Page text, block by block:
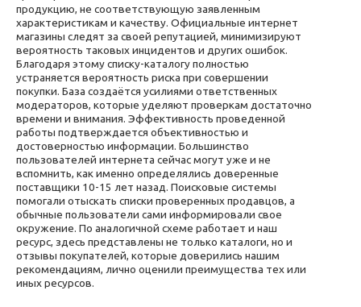
продукцию, не соответствующую заявленным
характеристикам и качеству. Официальные интернет
магазины следят за своей репутацией, минимизируют
вероятность таковых инцидентов и других ошибок.
Благодаря этому списку-каталогу полностью
устраняется вероятность риска при совершении
покупки. База создаётся усилиями ответственных
модераторов, которые уделяют проверкам достаточно
времени и внимания. Эффективность проведенной
работы подтверждается объективностью и
достоверностью информации. Большинство
пользователей интернета сейчас могут уже и не
вспомнить, как именно определялись доверенные
поставщики 10-15 лет назад. Поисковые системы
помогали отыскать списки проверенных продавцов, а
обычные пользователи сами информировали свое
окружение. По аналогичной схеме работает и наш
ресурс, здесь представлены не только каталоги, но и
отзывы покупателей, которые доверились нашим
рекомендациям, лично оценили преимущества тех или
иных ресурсов.